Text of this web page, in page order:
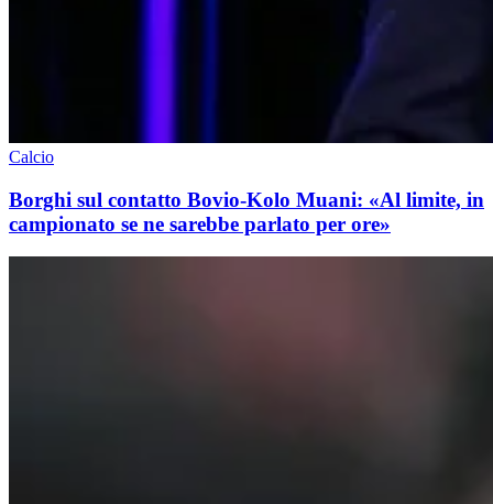
Calcio
Borghi sul contatto Bovio-Kolo Muani: «Al limite, in
campionato se ne sarebbe parlato per ore»